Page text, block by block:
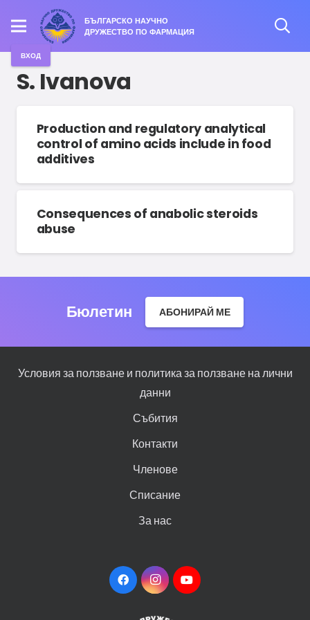
БЪЛГАРСКО НАУЧНО
ДРУЖЕСТВО ПО ФАРМАЦИЯ
ВХОД
S. Ivanova
Production and regulatory analytical
control of amino acids include in food
additives
Consequences of anabolic steroids
abuse
Бюлетин АБОНИРАЙ МЕ
Условия за ползване и политика за ползване на лични
данни
Събития
Контакти
Членове
Списание
За нас